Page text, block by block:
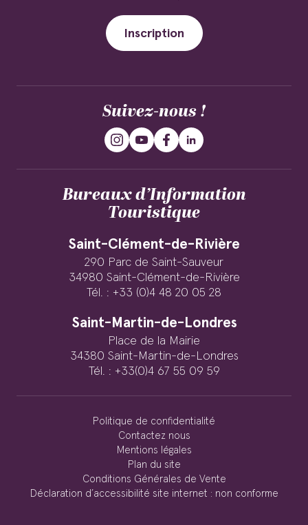
Inscription
Suivez-nous !
Bureaux d’Information
Touristique
Saint-Clément-de-Rivière
290 Parc de Saint-Sauveur
34980 Saint-Clément-de-Rivière
Tél. : +33 (0)4 48 20 05 28
Saint-Martin-de-Londres
Place de la Mairie
34380 Saint-Martin-de-Londres
Tél. : +33(0)4 67 55 09 59
Politique de confidentialité
Contactez nous
Mentions légales
Plan du site
Conditions Générales de Vente
Déclaration d’accessibilité site internet : non conforme